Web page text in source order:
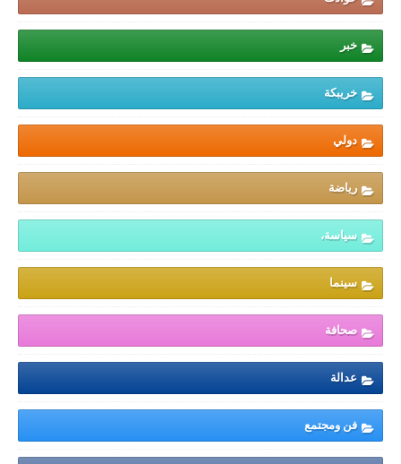
خبر
خريبكة
دولي
رياضة
سياسة،
سينما
صحافة
عدالة
فن ومجتمع